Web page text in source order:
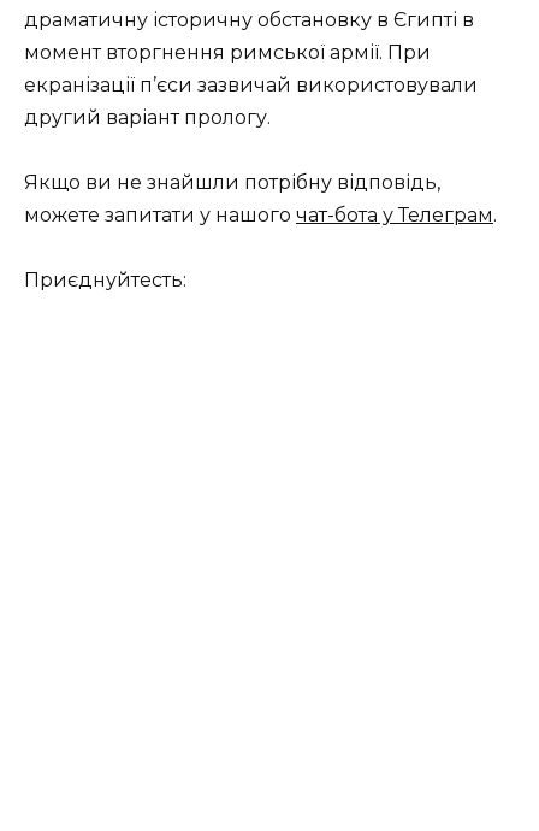
драматичну історичну обстановку в Єгипті в
момент вторгнення римської армії. При
екранізації п’єси зазвичай використовували
другий варіант прологу.
Якщо ви не знайшли потрібну відповідь,
можете запитати у нашого чат-бота у Телеграм.
Приєднуйтесть: